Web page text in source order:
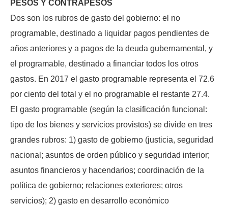
PESOS Y CONTRAPESOS
Dos son los rubros de gasto del gobierno: el no
programable, destinado a liquidar pagos pendientes de
años anteriores y a pagos de la deuda gubernamental, y
el programable, destinado a financiar todos los otros
gastos. En 2017 el gasto programable representa el 72.6
por ciento del total y el no programable el restante 27.4.
El gasto programable (según la clasificación funcional:
tipo de los bienes y servicios provistos) se divide en tres
grandes rubros: 1) gasto de gobierno (justicia, seguridad
nacional; asuntos de orden público y seguridad interior;
asuntos financieros y hacendarios; coordinación de la
política de gobierno; relaciones exteriores; otros
servicios); 2) gasto en desarrollo económico